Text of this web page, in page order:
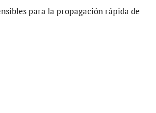
para la propagación rápida de